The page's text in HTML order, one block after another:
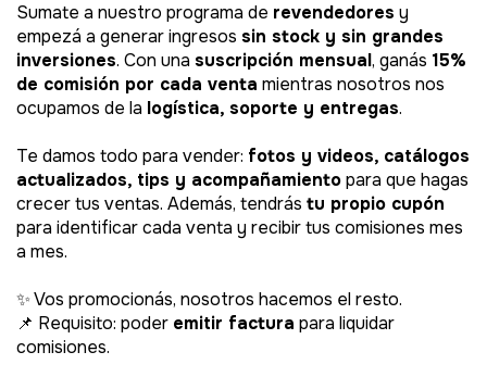
Sumate a nuestro programa de revendedores y
empezá a generar ingresos sin stock y sin grandes
inversiones. Con una suscripción mensual, ganás 15%
de comisión por cada venta mientras nosotros nos
ocupamos de la logística, soporte y entregas.
Te damos todo para vender: fotos y videos, catálogos
actualizados, tips y acompañamientopara que hagas
crecer tus ventas. Además, tendrás tu propio cupón
para identificar cada venta y recibir tus comisiones mes
a mes.
✨ Vos promocionás, nosotros hacemos el resto.
📌 Requisito: poder emitir factura para liquidar
comisiones.